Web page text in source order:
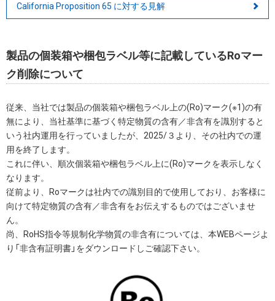
California Proposition 65 に対する見解
製品の個装箱や梱包ラベル等に記載しているRoマー
ク削除について
従来、当社では製品の個装箱や梱包ラベル上の(Ro)マーク(※1)の有
無により、当社基準に基づく特定物質の含有／非含有を識別すると
いう社内運用を行っていましたが、2025/３より、その社内での運
用を終了します。
これに伴い、順次個装箱や梱包ラベル上に(Ro)マークを表示しなく
なります。
従前より、Roマークは社内での識別目的で使用しており、お客様に
向けて特定物質の含有／非含有をお伝えするものではございませ
ん。
尚、RoHS指令等規制化学物質の非含有については、本WEBページよ
り「非含有証明書」をダウンロードしご確認下さい。